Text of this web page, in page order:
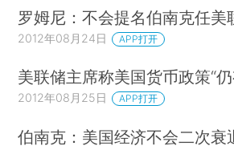
罗姆尼：不会提名伯南克任美
2012年08月24日 APP打开
美联储主席称美国货币政策“
2012年08月25日 APP打开
伯南克：美国经济不会二次衰